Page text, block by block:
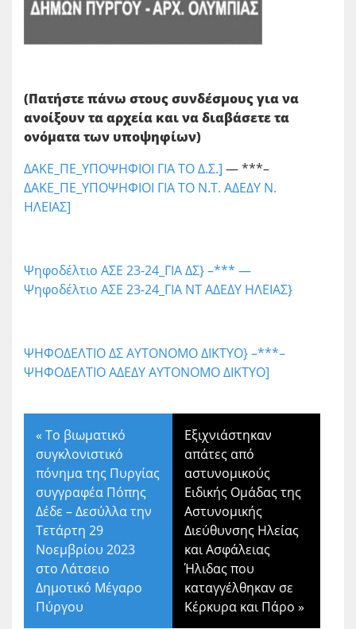
(Πατήστε πάνω στους συνδέσμους για να
ανοίξουν τα αρχεία και να διαβάσετε τα
ονόματα των υποψηφίων)
ΔΑΚΕ_ΠΕ_ΥΠΟΨΗΦΙΟΙ ΓΙΑ ΤΟ Δ.Σ.] — ***–
ΔΑΚΕ_ΠΕ_ΥΠΟΨΗΦΙΟΙ ΓΙΑ ΤΟ Ν.Τ. ΑΔΕΔΥ Ν.
ΗΛΕΙΑΣ]
Ψηφοδέλτιο ΑΣΕ 23-24_ΓΙΑ ΔΣ} –*** —
Ψηφοδέλτιο ΑΣΕ 23-24_ΓΙΑ ΝΤ ΑΔΕΔΥ ΗΛΕΙΑΣ}
ΨΗΦΟΔΕΛΤΙΟ ΔΣ ΑΥΤΟΝΟΜΟ ΔΙΚΤΥΟ} –***–
ΨΗΦΟΔΕΛΤΙΟ ΑΔΕΔΥ ΑΥΤΟΝΟΜΟ ΔΙΚΤΥΟ]
« Το βιωματικό
συγκλονιστικό
πόνημα της Πυργίας
συγγραφέα Πόπης
Δέδε – Δεσύλλα την
Τετάρτη 29
Νοεμβρίου 2023
στο Λάτσειο
Δημοτικό Μέγαρο
Πύργου
Εξιχνιάστηκαν
απάτες από
αστυνομικούς
Ειδικής Ομάδας της
Αστυνομικής
Διεύθυνσης Ηλείας
και Ασφάλειας
Ήλιδας που
καταγγέλθηκαν σε
Κέρκυρα και Πάρο »